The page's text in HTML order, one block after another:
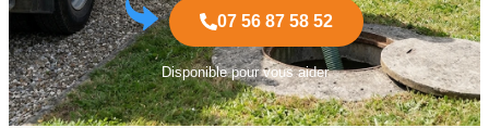
07 56 87 58 52
Disponible pour vous aider